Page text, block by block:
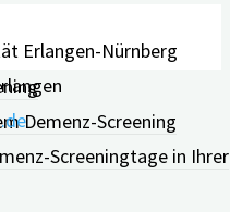
Demenz-Screening
Screeningtage in Ihrer
Erlangen-Nürnberg
Website, um Ihnen die